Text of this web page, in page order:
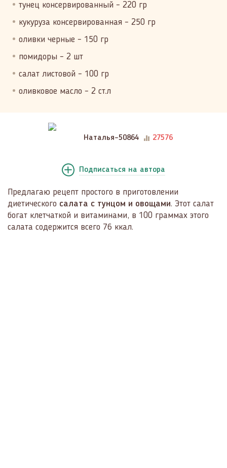
тунец консервированный – 220 гр
кукуруза консервированная – 250 гр
оливки черные – 150 гр
помидоры – 2 шт
салат листовой – 100 гр
оливковое масло – 2 ст.л
Наталья-50864 27576
Подписаться на автора
Предлагаю рецепт простого в приготовлении
диетического салата с тунцом и овощами. Этот салат
богат клетчаткой и витаминами, в 100 граммах этого
салата содержится всего 76 ккал.